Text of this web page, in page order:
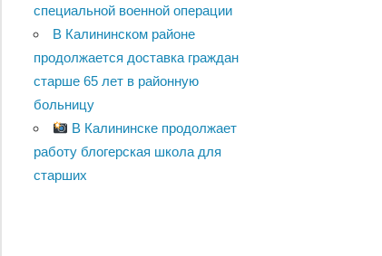
специальной военной операции
В Калининском районе
продолжается доставка граждан
старше 65 лет в районную
больницу
В Калининске продолжает
работу блогерская школа для
старших